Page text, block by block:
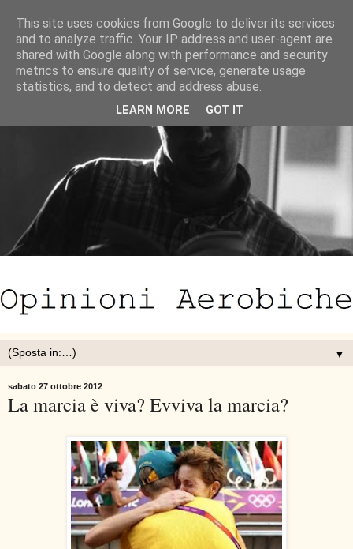
▼
sabato 27 ottobre 2012
La marcia è viva? Evviva la marcia?
This site uses cookies from Google to deliver its services
and to analyze traffic. Your IP address and user-agent are
shared with Google along with performance and security
metrics to ensure quality of service, generate usage
statistics, and to detect and address abuse.
LEARN MORE GOT IT